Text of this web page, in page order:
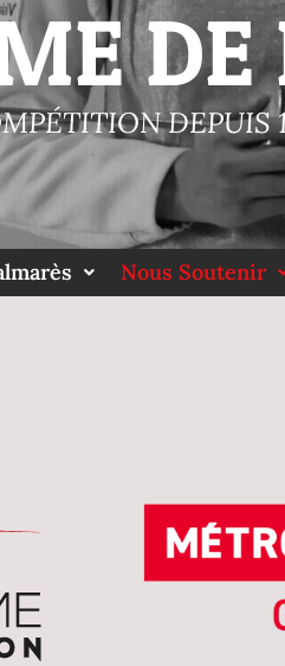
DE
DEPUIS
Nous Soutenir